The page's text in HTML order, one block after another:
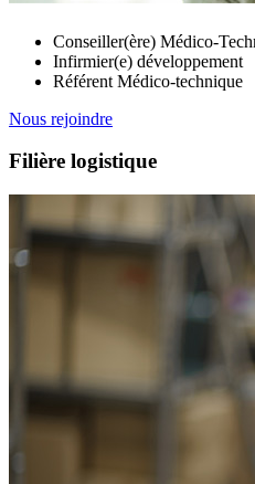
Conseiller(ère) Médico-
Infirmier(e) développement
Référent Médico-technique
Nous rejoindre
Filière logistique